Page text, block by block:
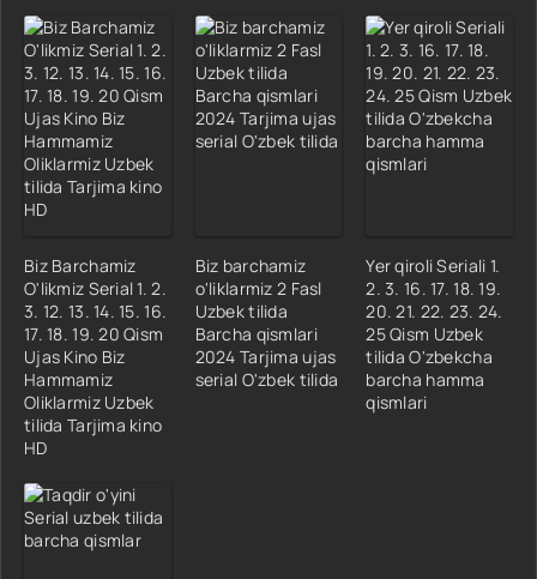
Biz Barchamiz
O'likmiz Serial 1. 2.
3. 12. 13. 14. 15. 16.
17. 18. 19. 20 Qism
Ujas Kino Biz
Hammamiz
Oliklarmiz Uzbek
tilida Tarjima kino
HD
Biz barchamiz
o'liklarmiz 2 Fasl
Uzbek tilida
Barcha qismlari
2024 Tarjima ujas
serial O'zbek tilida
Yer qiroli Seriali 1.
2. 3. 16. 17. 18. 19.
20. 21. 22. 23. 24.
25 Qism Uzbek
tilida O'zbekcha
barcha hamma
qismlari